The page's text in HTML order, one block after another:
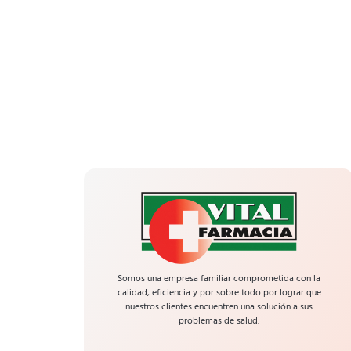
Somos una empresa familiar comprometida con la
calidad, eficiencia y por sobre todo por lograr que
nuestros clientes encuentren una solución a sus
problemas de salud.